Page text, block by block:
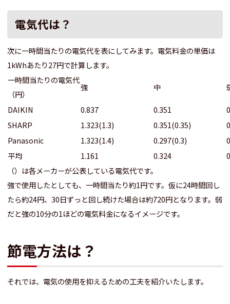
電気代は？
次に一時間当たりの電気代を表にしてみます。電気料金の単価は
1kWhあたり27円で計算します。
一時間当たりの電気代
（円）
強 中
DAIKIN 0.837 0.351
SHARP
1.323(1.3) 0.351(0.35)
Panasonic
1.323(1.4) 0.297(0.3)
平均
1.161 0.324
（）は各メーカーが公表している電気代です。
強で使用したとしても、一時間当たり約1円です。仮に24時間回し
たら約24円、30日ずっと回し続けた場合は約720円となります。弱
だと強の10分の1ほどの電気料金になるイメージです。
節電方法は？
それでは、電気の使用を抑えるための工夫を紹介いたします。